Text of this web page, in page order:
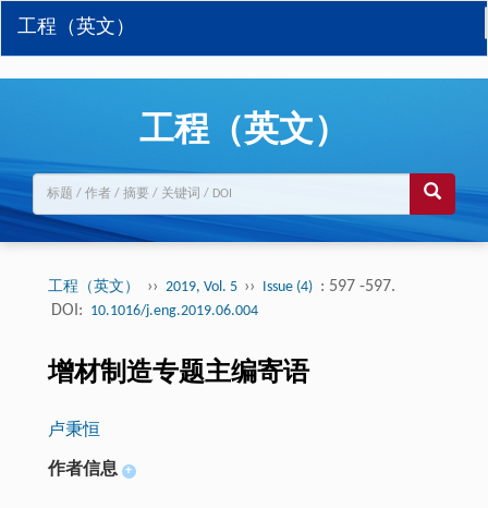
工程（英文）
工程（英文）
工程（英文） ›› 2019, Vol. 5 ›› Issue (4) : 597 -597.
DOI: 10.1016/j.eng.2019.06.004
增材制造专题主编寄语
卢秉恒
作者信息 +